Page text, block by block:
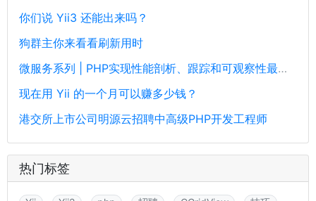
你们说 Yii3 还能出来吗？
狗群主你来看看刷新用时
微服务系列 | PHP实现性能剖析、跟踪和可观察性最佳实践
现在用 Yii 的一个月可以赚多少钱？
港交所上市公司明源云招聘中高级PHP开发工程师
热门标签